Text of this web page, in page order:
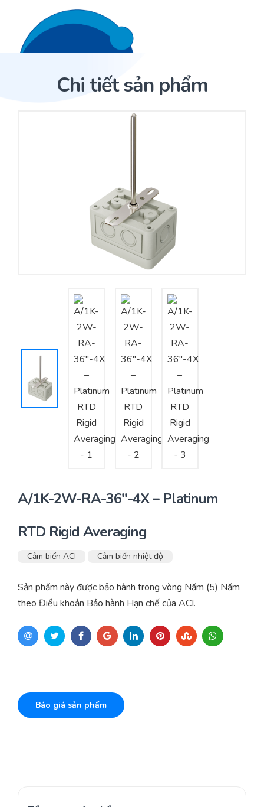
Trang Chủ
Nhà phân phối cảm biến
Nhà sản xuất thiết bị điều khiển
Cung cấp giải pháp quản lý cho toà nhà (BMS)
Tư vấn – Thiết kế – Cung cấp thiết bị HVAC
Tư vấn thiết kế, thi công tủ điều khiển
Thi công – Lắp đặt hệ thống HVAC
Chi tiết sản phẩm
Sản phẩm
A/1K-2W-RA-36″-4X – Platinum
RTD Rigid Averaging
Cảm biến ACI Cảm biến nhiệt độ
Sản phẩm này được bảo hành trong vòng Năm (5) Năm
theo Điều khoản Bảo hành Hạn chế của ACI.
Báo giá sản phẩm